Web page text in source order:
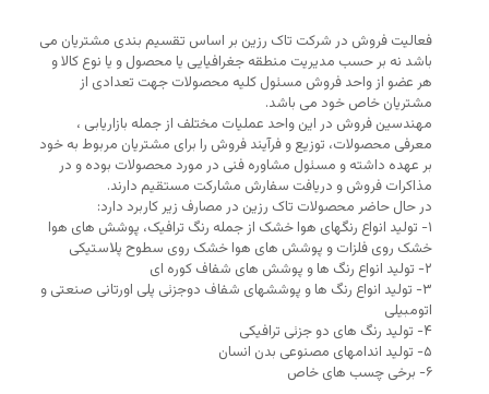
فعالیت فروش در شرکت تاک رزین بر اساس تقسیم بندی مشتریان می
باشد نه بر حسب مدیریت منطقه جغرافیایی یا محصول و یا نوع کالا و
هر عضو از واحد فروش مسئول کلیه محصولات جهت تعدادی از
مشتریان خاص خود می باشد.
مهندسین فروش در این واحد عملیات مختلف از جمله بازاریابی ،
معرفی محصولات، توزیع و فرآیند فروش را برای مشتریان مربوط به خود
بر عهده داشته و مسئول مشاوره فنی در مورد محصولات بوده و در
مذاکرات فروش و دریافت سفارش مشارکت مستقیم دارند.
در حال حاضر محصولات تاک رزین در مصارف زیر کاربرد دارد:
۱- تولید انواع رنگهای هوا خشک از جمله رنگ ترافیک، پوشش های هوا
خشک روی فلزات و پوشش های هوا خشک روی سطوح پلاستیکی
۲- تولید انواع رنگ ها و پوشش های شفاف کوره ای
۳- تولید انواع رنگ ها و پوششهای شفاف دوجزئی پلی اورتانی صنعتی و
اتومبیلی
۴- تولید رنگ های دو جزئی ترافیکی
۵- تولید اندامهای مصنوعی بدن انسان
۶- برخی چسب های خاص